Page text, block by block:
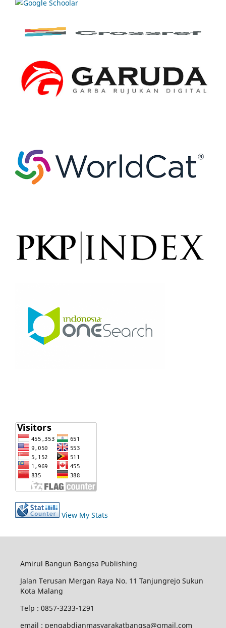
View My Stats
Amirul Bangun Bangsa Publishing
Jalan Terusan Mergan Raya No. 11 Tanjungrejo Sukun
Kota Malang
Telp : 0857-3233-1291
email : pengabdianmasyarakatbangsa@gmail.com